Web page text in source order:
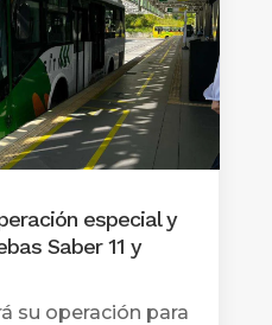
especial y
Saber 11 y
su operación para